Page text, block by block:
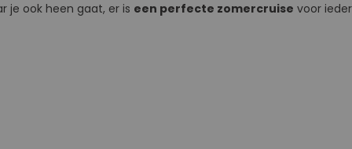
je ook heen gaat, er is een perfecte zomercruise voor